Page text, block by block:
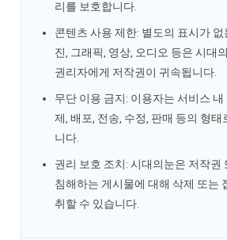
리를 보호합니다.
콘텐츠 사용 제한: 별도의 표시가
진, 그래픽, 영상, 오디오 등은 시대
권리자에게 저작권이 귀속됩니다.
무단 이용 금지: 이용자는 서비스
제, 배포, 전송, 수정, 판매 등의 형태
니다.
권리 보호 조치: 시대의눈은 저작권
침해하는 게시물에 대해 삭제 또는
취할 수 있습니다.